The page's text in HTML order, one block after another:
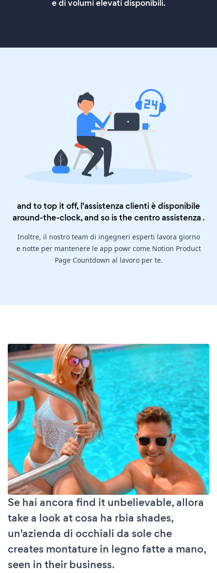
e di volumi elevati disponibili.
and to top it off, l'assistenza clienti è disponibile
around-the-clock, and so is thecentro assistenza .
Inoltre, il nostro team di ingegneri esperti lavora giorno
e notte per mantenere le app powr come Notion Product
Page Countdown al lavoro per te.
Se hai ancora find it unbelievable, allora
take a look at cosa ha rbia shades,
un'azienda di occhiali da sole che
creates montature in legno fatte a mano,
seen in their business.